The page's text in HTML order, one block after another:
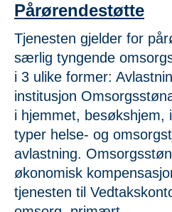
Pårørendestøtte
Tjenesten gjelder for
særlig tyngende
i 3 ulike former:
institusjon
i hjemmet, besøkshjem,
typer helse- og
avlastning.
økonomisk
tjenesten til